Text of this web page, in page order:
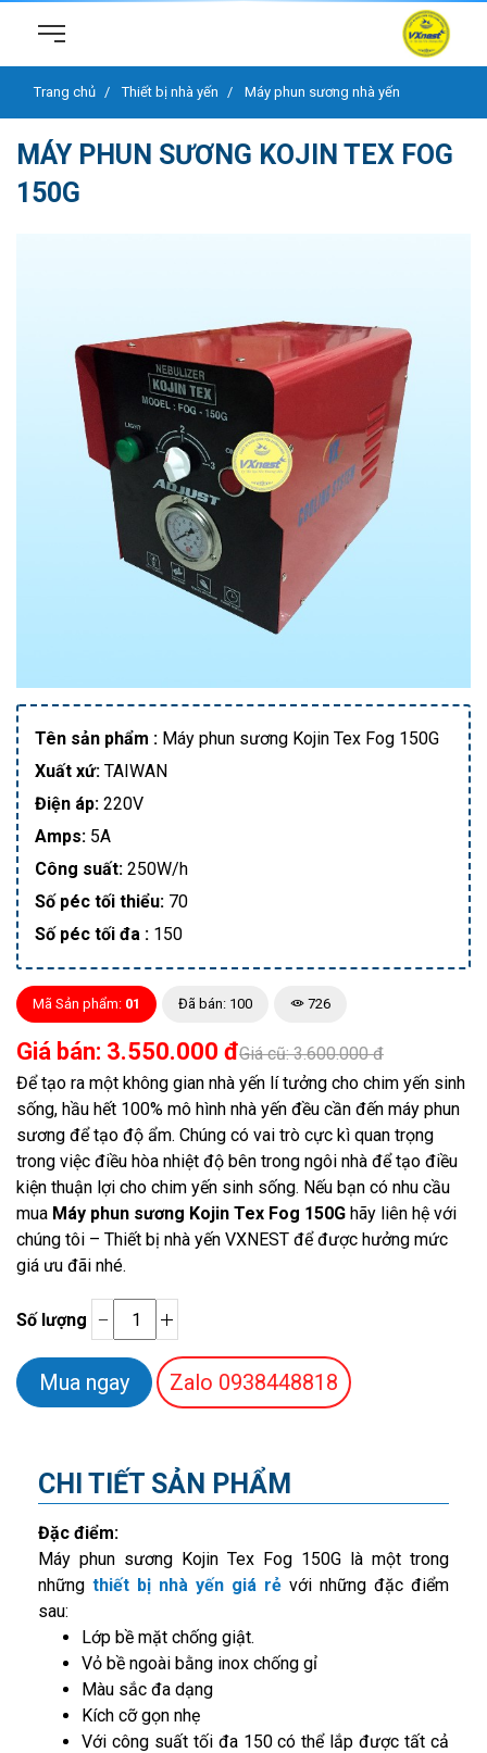
Trang chủ Thiết bị nhà yến Máy phun sương nhà yến
MÁY PHUN SƯƠNG KOJIN TEX FOG
150G
Tên sản phẩm : Máy phun sương Kojin Tex Fog 150G
Xuất xứ: TAIWAN
Điện áp: 220V
Amps: 5A
Công suất: 250W/h
Số péc tối thiểu: 70
Số péc tối đa : 150
Mã Sản phẩm: 01 Đã bán: 100 726
Giá bán: 3.550.000 đGiá cũ: 3.600.000 đ
Để tạo ra một không gian nhà yến lí tưởng cho chim yến sinh
sống, hầu hết 100% mô hình nhà yến đều cần đến máy phun
sương để tạo độ ẩm. Chúng có vai trò cực kì quan trọng
trong việc điều hòa nhiệt độ bên trong ngôi nhà để tạo điều
kiện thuận lợi cho chim yến sinh sống. Nếu bạn có nhu cầu
mua Máy phun sương Kojin Tex Fog 150G hãy liên hệ với
chúng tôi – Thiết bị nhà yến VXNEST để được hưởng mức
giá ưu đãi nhé.
Số lượng
Zalo 0938448818
CHI TIẾT SẢN PHẨM
Đặc điểm:
Máy phun sương Kojin Tex Fog 150G là một trong
những thiết bị nhà yến giá rẻ với những đặc điểm
sau:
Lớp bề mặt chống giật.
Vỏ bề ngoài bằng inox chống gỉ
Màu sắc đa dạng
Kích cỡ gọn nhẹ
Với công suất tối đa 150 có thể lắp được tất cả